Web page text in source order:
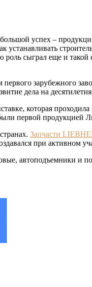
успех –
устанавливать
сыграл еще и
зарубежного
дела на
которая
первой продукцией
Запчасти
при активном
автоподъемники и